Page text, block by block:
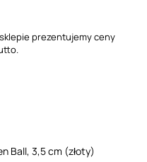
prezentujemy ceny
Ball, 3,5 cm (złoty)